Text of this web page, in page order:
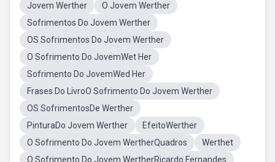
Jovem Werther
O Jovem Werther
Sofrimentos Do Jovem Werther
OS Sofrimentos Do Jovem Werther
O Sofrimento Do JovemWet Her
Sofrimento Do JovemWed Her
Frases Do LivroO Sofrimento Do Jovem Werther
OS SofrimentosDe Werther
PinturaDo Jovem Werther
EfeitoWerther
O Sofrimento Do Jovem WertherQuadros
Werthet
O Sofrimento Do Jovem WertherRicardo Fernandes